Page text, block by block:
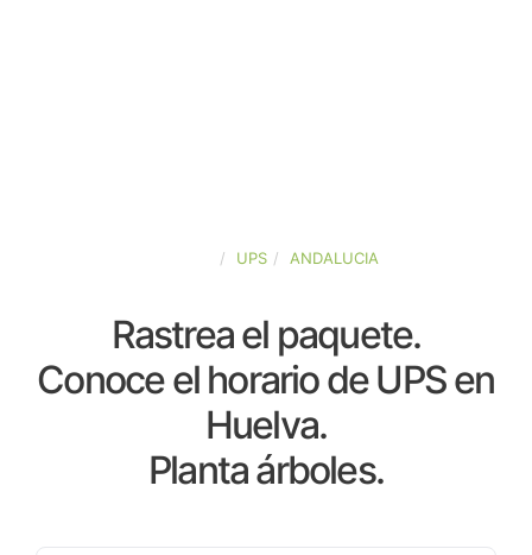
UPS ANDALUCIA
Rastrea el paquete.
Conoce el horario de UPS en
Huelva.
Planta árboles.